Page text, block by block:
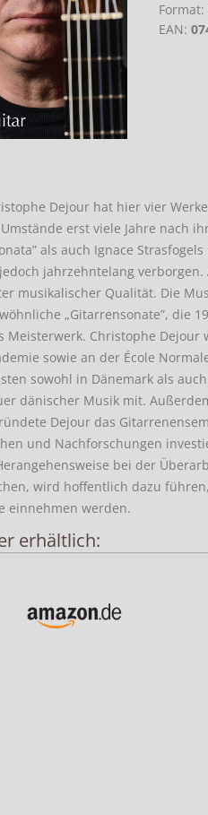
Format:
EAN:
Dejour hat hier vier
erst viele Jahre nach
als auch Ignace
jahrzehntelang
musikalischer Qualität. Die
„Gitarrensonate”, die
Meisterwerk. Christophe
sowie an der École
sowohl in Dänemark als
dänischer Musik mit.
Dejour das
und Nachforschungen
bei der
wird hoffentlich dazu
einnehmen werden.
erhältlich: